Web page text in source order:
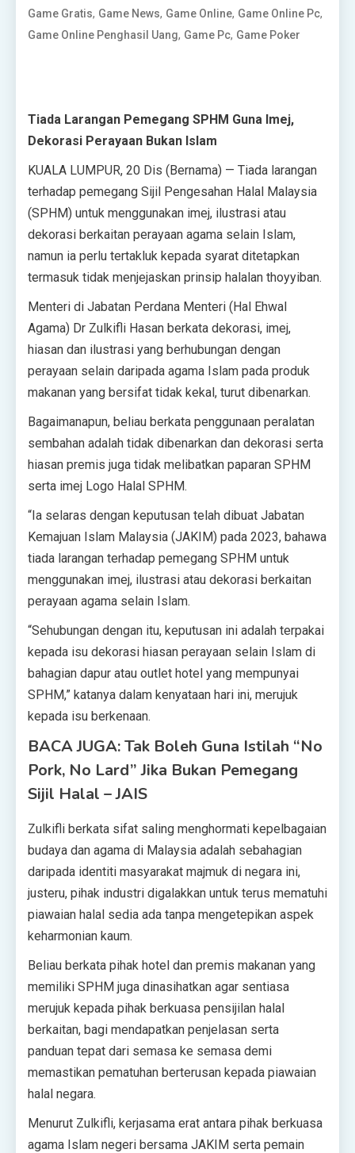
Game Gratis, Game News, Game Online, Game Online Pc,
Game Online Penghasil Uang, Game Pc, Game Poker
Tiada Larangan Pemegang SPHM Guna Imej,
Dekorasi Perayaan Bukan Islam
KUALA LUMPUR, 20 Dis (Bernama) — Tiada larangan
terhadap pemegang Sijil Pengesahan Halal Malaysia
(SPHM) untuk menggunakan imej, ilustrasi atau
dekorasi berkaitan perayaan agama selain Islam,
namun ia perlu tertakluk kepada syarat ditetapkan
termasuk tidak menjejaskan prinsip halalan thoyyiban.
Menteri di Jabatan Perdana Menteri (Hal Ehwal
Agama) Dr Zulkifli Hasan berkata dekorasi, imej,
hiasan dan ilustrasi yang berhubungan dengan
perayaan selain daripada agama Islam pada produk
makanan yang bersifat tidak kekal, turut dibenarkan.
Bagaimanapun, beliau berkata penggunaan peralatan
sembahan adalah tidak dibenarkan dan dekorasi serta
hiasan premis juga tidak melibatkan paparan SPHM
serta imej Logo Halal SPHM.
“Ia selaras dengan keputusan telah dibuat Jabatan
Kemajuan Islam Malaysia (JAKIM) pada 2023, bahawa
tiada larangan terhadap pemegang SPHM untuk
menggunakan imej, ilustrasi atau dekorasi berkaitan
perayaan agama selain Islam.
“Sehubungan dengan itu, keputusan ini adalah terpakai
kepada isu dekorasi hiasan perayaan selain Islam di
bahagian dapur atau outlet hotel yang mempunyai
SPHM,” katanya dalam kenyataan hari ini, merujuk
kepada isu berkenaan.
BACA JUGA: Tak Boleh Guna Istilah “No
Pork, No Lard” Jika Bukan Pemegang
Sijil Halal – JAIS
Zulkifli berkata sifat saling menghormati kepelbagaian
budaya dan agama di Malaysia adalah sebahagian
daripada identiti masyarakat majmuk di negara ini,
justeru, pihak industri digalakkan untuk terus mematuhi
piawaian halal sedia ada tanpa mengetepikan aspek
keharmonian kaum.
Beliau berkata pihak hotel dan premis makanan yang
memiliki SPHM juga dinasihatkan agar sentiasa
merujuk kepada pihak berkuasa pensijilan halal
berkaitan, bagi mendapatkan penjelasan serta
panduan tepat dari semasa ke semasa demi
memastikan pematuhan berterusan kepada piawaian
halal negara.
Menurut Zulkifli, kerjasama erat antara pihak berkuasa
agama Islam negeri bersama JAKIM serta pemain